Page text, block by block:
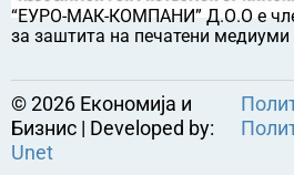
“ЕУРО-МАК-КОМПАНИ” Д.О.О е
за заштита на печатени медиуми
©2026 Економија и
Бизнис | Developed by:
Unet